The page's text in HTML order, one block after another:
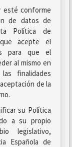
esté conforme
de datos de
Política de
acepte el
para que el
al mismo en
finalidades
de la
su Política
a su propio
legislativo,
Española de